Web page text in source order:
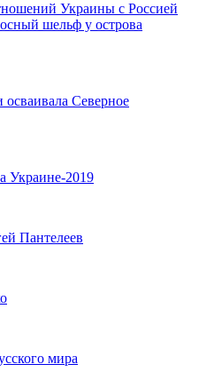
Украины с Россией
шельф у острова
осваивала Северное
Украине-2019
Пантелеев
мира